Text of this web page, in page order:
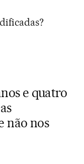
e quatro
não nos